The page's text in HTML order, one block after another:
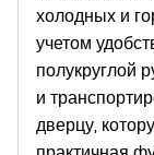
холодных и
учетом
полукруглой
и
дверцу,